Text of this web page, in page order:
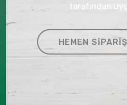
tarafından
HEMEN